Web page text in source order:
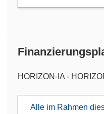
HORIZON-IA -
Alle im Rahmen